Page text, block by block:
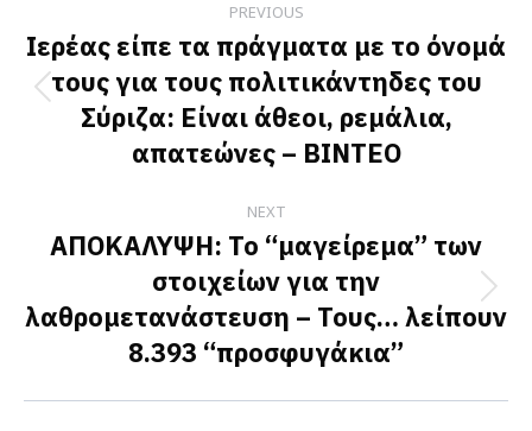
navigation
PREVIOUS
Previous
post:
Ιερέας είπε τα πράγματα με το όνομά
τους για τους πολιτικάντηδες του
Σύριζα: Είναι άθεοι, ρεμάλια,
απατεώνες – ΒΙΝΤΕΟ
NEXT
Next
post:
ΑΠΟΚΑΛΥΨΗ: Το “μαγείρεμα” των
στοιχείων για την
λαθρομετανάστευση – Τους… λείπουν
8.393 “προσφυγάκια”